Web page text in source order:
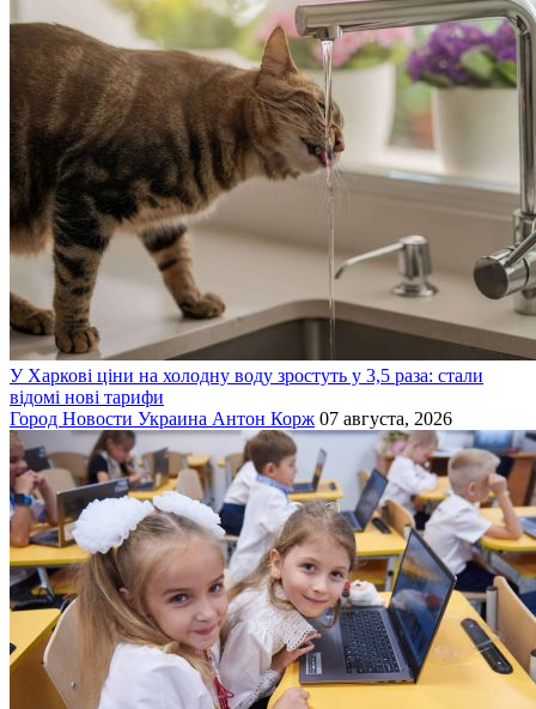
У Харкові ціни на холодну воду зростуть у 3,5 раза: стали
відомі нові тарифи
Город Новости Украина Антон Корж 07 августа, 2026